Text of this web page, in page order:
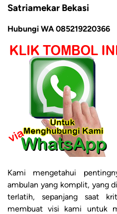
Satriamekar Bekasi
Hubungi WA 085219220366
Kami mengetahui
ambulan yang komplit, yang
terlatih, sepanjang saat
membuat visi kami untuk